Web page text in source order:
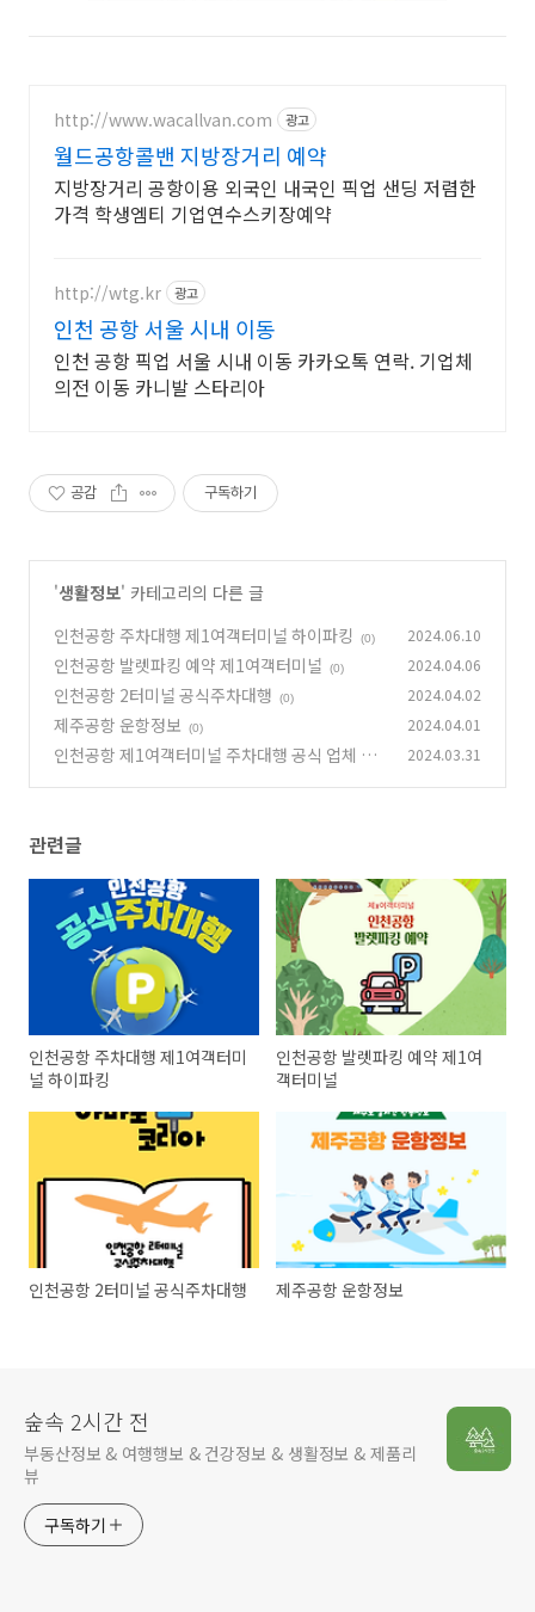
http://www.wacallvan.com 광고
월드공항콜밴 지방장거리 예약
지방장거리 공항이용 외국인 내국인 픽업 샌딩 저렴한
가격 학생엠티 기업연수스키장예약
http://wtg.kr 광고
인천 공항 서울 시내 이동
인천 공항 픽업 서울 시내 이동 카카오톡 연락. 기업체
의전 이동 카니발 스타리아
공감 구독하기
'생활정보' 카테고리의 다른 글
인천공항 주차대행 제1여객터미널 하이파킹
(0) 2024.06.10
인천공항 발렛파킹 예약 제1여객터미널 (0) 2024.04.06
인천공항 2터미널 공식주차대행 (0) 2024.04.02
제주공항 운항정보 (0) 2024.04.01
인천공항 제1여객터미널 주차대행 공식 업체 하
2024.03.31
관련글
인천공항 주차대행 제1여객터미
널 하이파킹
인천공항 발렛파킹 예약 제1여
객터미널
인천공항 2터미널 공식주차대행 제주공항 운항정보
숲속 2시간 전
부동산정보 & 여행행보 & 건강정보 & 생활정보 & 제품리
뷰
구독하기